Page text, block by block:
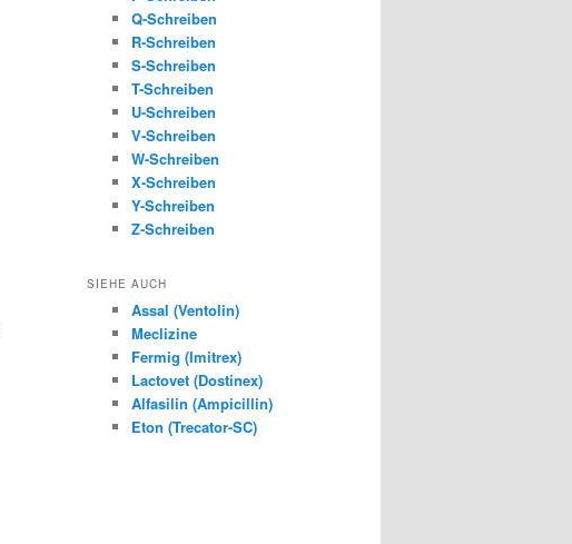
Q-Schreiben
R-Schreiben
S-Schreiben
T-Schreiben
U-Schreiben
V-Schreiben
W-Schreiben
X-Schreiben
Y-Schreiben
Z-Schreiben
SIEHE AUCH
Assal (Ventolin)
Meclizine
Fermig (Imitrex)
Lactovet (Dostinex)
Alfasilin (Ampicillin)
Eton (Trecator-SC)